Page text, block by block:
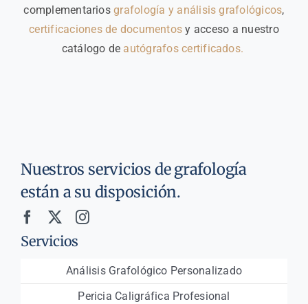
complementariosgrafología y análisis grafológicos,
certificaciones de documentos y acceso a nuestro
catálogo de autógrafos certificados.
Nuestros servicios de grafología
están a su disposición.
Servicios
Análisis Grafológico Personalizado
Pericia Caligráfica Profesional